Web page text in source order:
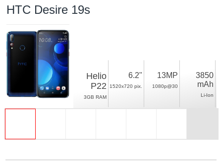
HTC Desire 19s
Helio
P22
3GB RAM
6.2"
1520x720 pix.
13MP
1080p@30
3850
mAh
Li-Ion